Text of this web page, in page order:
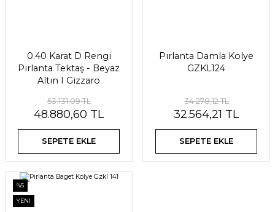
0.40 Karat D Rengi
Pırlanta Tektaş - Beyaz
Altın I Gizzaro
53.131,09 TL
48.880,60 TL
SEPETE EKLE
Pırlanta Damla Kolye
GZKL124
34.278,12 TL
32.564,21 TL
SEPETE EKLE
%5
YENİ